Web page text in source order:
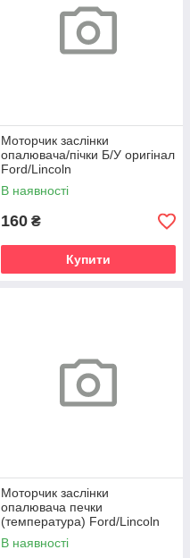
Моторчик заслінки
опалювача/пічки Б/У оригінал
Ford/Lincoln
В наявності
160 ₴
Купити
Моторчик заслінки
опалювача печки
(температура) Ford/Lincoln
13-
В наявності